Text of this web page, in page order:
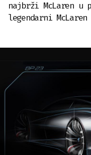
najbrži McLaren
legendarni